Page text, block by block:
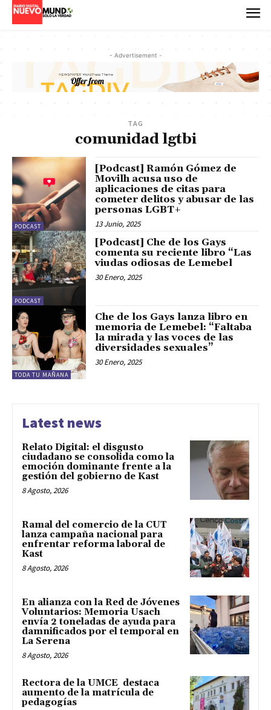
- Advertisement -
TAG
comunidad lgtbi
PODCAST
[Podcast] Ramón Gómez de
Movilh acusa uso de
aplicaciones de citas para
cometer delitos y abusar de las
personas LGBT+
13 Junio, 2025
PODCAST
[Podcast] Che de los Gays
comenta su reciente libro “Las
viudas odiosas de Lemebel
30 Enero, 2025
TODA TU MAÑANA
Che de los Gays lanza libro en
memoria de Lemebel: “Faltaba
la mirada y las voces de las
diversidades sexuales”
30 Enero, 2025
Latest news
Relato Digital: el disgusto
ciudadano se consolida como la
emoción dominante frente a la
gestión del gobierno de Kast
8 Agosto, 2026
Ramal del comercio de la CUT
lanza campaña nacional para
enfrentar reforma laboral de
Kast
8 Agosto, 2026
En alianza con la Red de Jóvenes
Voluntarios: Memoria Usach
envía 2 toneladas de ayuda para
damnificados por el temporal en
La Serena
8 Agosto, 2026
Rectora de la UMCE destaca
aumento de la matrícula de
pedagogías